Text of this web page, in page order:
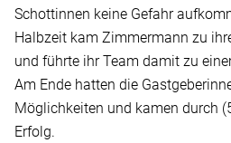
Schottinnen keine Gefahr
Halbzeit kam Zimmermann zu
und führte ihr Team damit zu
Am Ende hatten die
Möglichkeiten und kamen durch
Erfolg.